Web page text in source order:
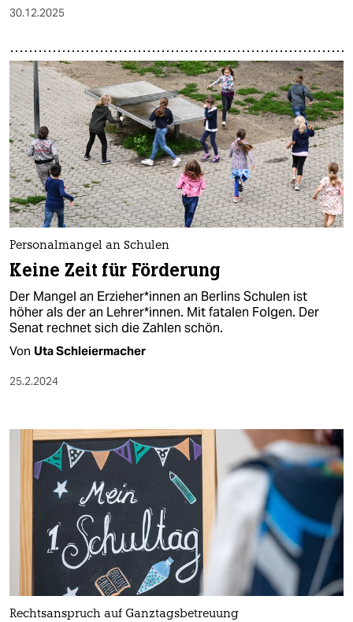
30.12.2025
Personalmangel an Schulen
Keine Zeit für Förderung
Der Mangel an Er­zie­he­r*in­nen an Berlins Schulen ist
höher als der an Lehrer*innen. Mit fatalen Folgen. Der
Senat rechnet sich die Zahlen schön.
Von Uta Schleiermacher
25.2.2024
Rechtsanspruch auf Ganztagsbetreuung